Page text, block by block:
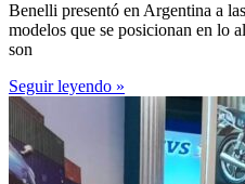
Benelli presentó en Argentina a
modelos que se posicionan en lo
son
Seguir leyendo »